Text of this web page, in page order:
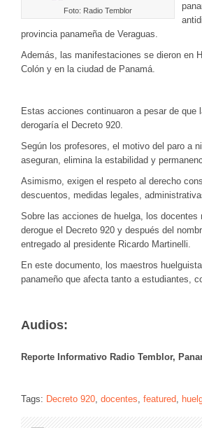
Foto: Radio Temblor
provincia panameña de Veraguas.
Además, las manifestaciones se dieron en
Colón y en la ciudad de Panamá.
Estas acciones continuaron a pesar de
derogaría el Decreto 920.
Según los profesores, el motivo del paro a
aseguran, elimina la estabilidad y
Asimismo, exigen el respeto al derecho
descuentos, medidas legales,
Sobre las acciones de huelga, los
derogue el Decreto 920 y después del
entregado al presidente Ricardo Martinelli.
En este documento, los maestros
panameño que afecta tanto a estudiantes,
Audios:
Reporte Informativo Radio Temblor,
Tags: Decreto 920, docentes, featured,